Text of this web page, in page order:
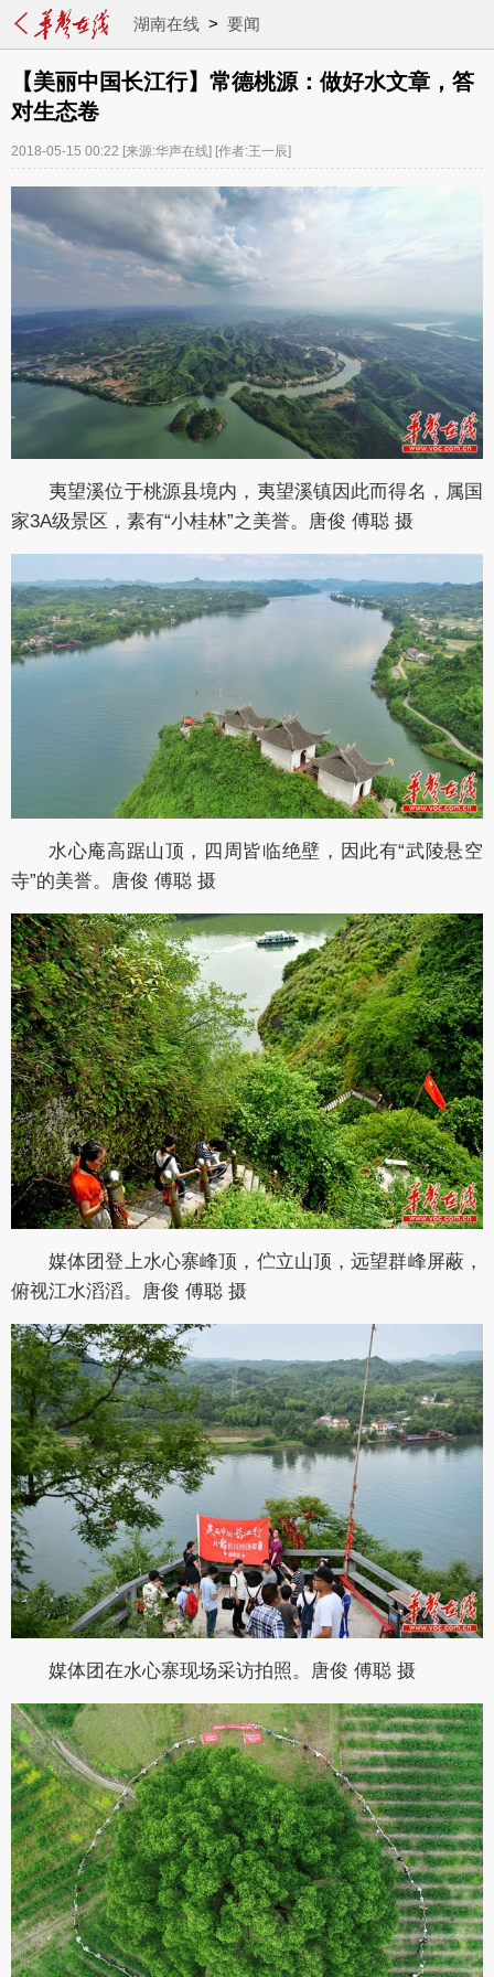
湖南在线> 要闻
【美丽中国长江行】常德桃源：做好水文章，答
对生态卷
2018-05-15 00:22 [来源:华声在线] [作者:王一辰]
夷望溪位于桃源县境内，夷望溪镇因此而得名，属国
家3A级景区，素有“小桂林”之美誉。唐俊 傅聪 摄
水心庵高踞山顶，四周皆临绝壁，因此有“武陵悬空
寺”的美誉。唐俊 傅聪 摄
媒体团登上水心寨峰顶，伫立山顶，远望群峰屏蔽，
俯视江水滔滔。唐俊 傅聪 摄
媒体团在水心寨现场采访拍照。唐俊 傅聪 摄